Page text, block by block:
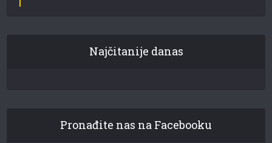
Najčitanije danas
Pronađite nas na Facebooku